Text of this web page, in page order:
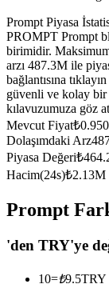
Kopya Ticaret
En iyi
Prompt Piyasa
PROMPT Prompt
birimidir.
arzı 487.3M ile
bağlantısına
güvenli ve kolay bir
kılavuzumuza göz
Mevcut Fiyat₺
Dolaşımdaki Arz
Piyasa Değeri₺
Hacim(24s)₺2.13M
Prompt
'den TRY'ye
10=₺9.5TRY